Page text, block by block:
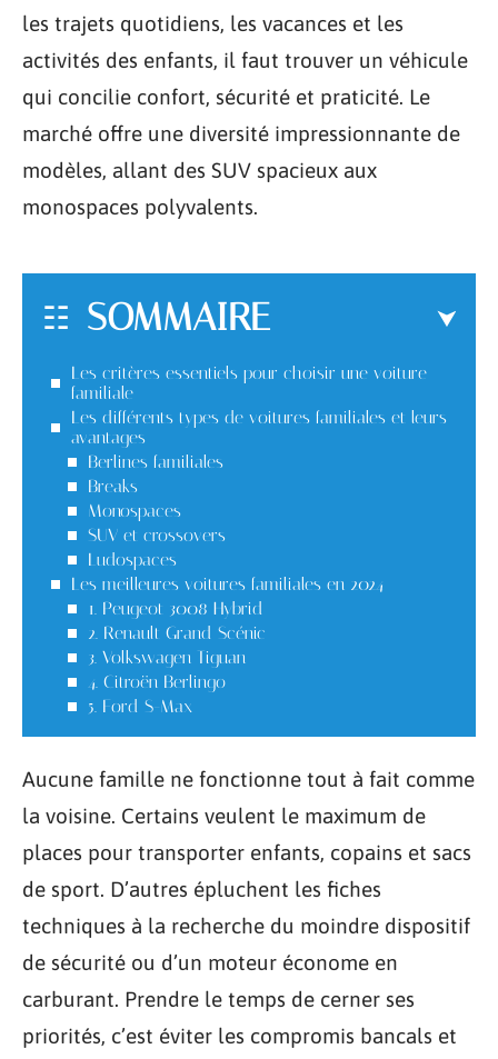
les trajets quotidiens, les vacances et les
activités des enfants, il faut trouver un véhicule
qui concilie confort, sécurité et praticité. Le
marché offre une diversité impressionnante de
modèles, allant des SUV spacieux aux
monospaces polyvalents.
SOMMAIRE
Les critères essentiels pour choisir une voiture
familiale
Les différents types de voitures familiales et leurs
avantages
Berlines familiales
Breaks
Monospaces
SUV et crossovers
Ludospaces
Les meilleures voitures familiales en 2024
1. Peugeot 3008 Hybrid
2. Renault Grand Scénic
3. Volkswagen Tiguan
4. Citroën Berlingo
5. Ford S-Max
Aucune famille ne fonctionne tout à fait comme
la voisine. Certains veulent le maximum de
places pour transporter enfants, copains et sacs
de sport. D’autres épluchent les fiches
techniques à la recherche du moindre dispositif
de sécurité ou d’un moteur économe en
carburant. Prendre le temps de cerner ses
priorités, c’est éviter les compromis bancals et